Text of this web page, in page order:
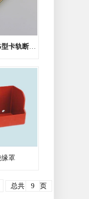
G型导轨铝导轨铁G型卡轨断路器导
缘罩
总共 9 页